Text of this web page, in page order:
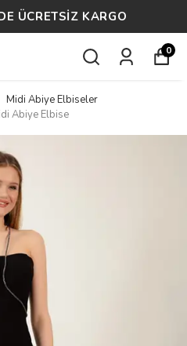
ÜCRETSİZ KARGO
0
Midi Abiye Elbiseler
Abiye Elbise